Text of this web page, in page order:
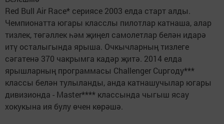
Red Bull Air Race* сериясе 2003 елда старт алды.
Чемпионатта югары класслы пилотлар катнаша, алар
тизлек, төгәллек һәм җиңел самолетлар белән идарә
итү осталыгында ярыша. Очкычларның тизлеге
сәгатенә 370 чакрымга кадәр җитә. 2014 елда
ярышларның программасы Challenger Cupгоду***
классы белән тулыланды, анда катнашучылар югары
дивизионда - Master**** классында чыгыш ясау
хокукына ия булу өчен көрәшә.